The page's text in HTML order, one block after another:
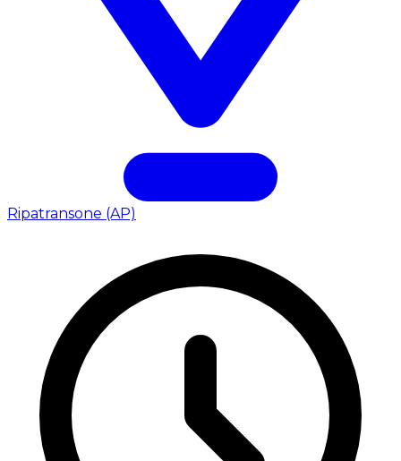
Ripatransone (AP)